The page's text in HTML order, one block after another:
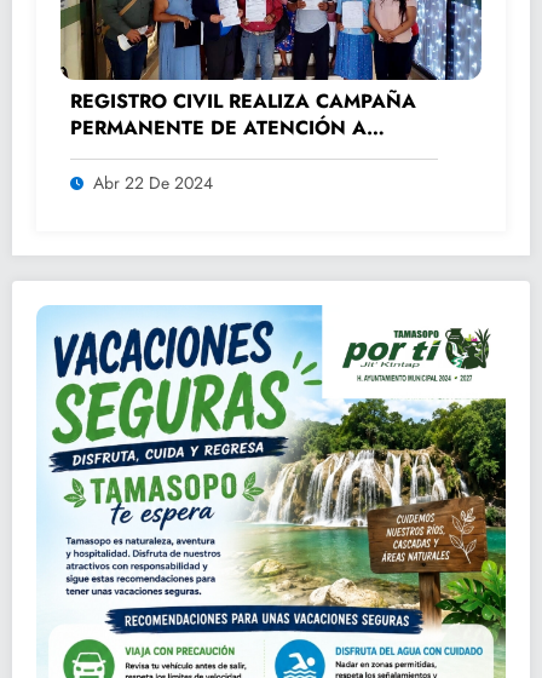
REGISTRO CIVIL REALIZA CAMPAÑA
PERMANENTE DE ATENCIÓN A
ADULTOS MAYORES.
Abr 22 De 2024